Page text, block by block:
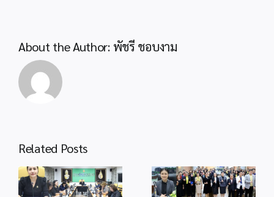
About the Author: พัชรี ชอบงาม
Related Posts